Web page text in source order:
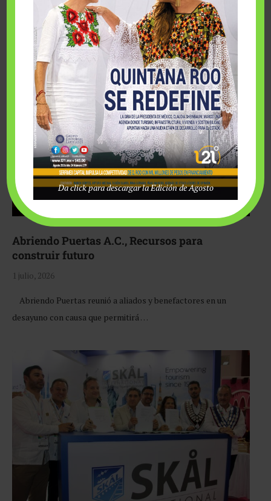
Fairmont Mayakoba y Make-A-Wish México unieron
esfuerzos para hacer realidad el deseo de una …
Abriendo Puertas A.C., Recursos para
construir futuro
1 julio, 2026
Abriendo Puertas reunió a aliados y benefactores en un
desayuno con causa que permitirá …
Da click para descargar la Edición de Agosto